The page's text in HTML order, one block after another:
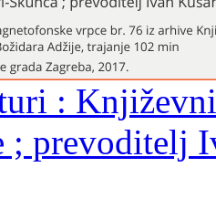
:
; prevoditelj